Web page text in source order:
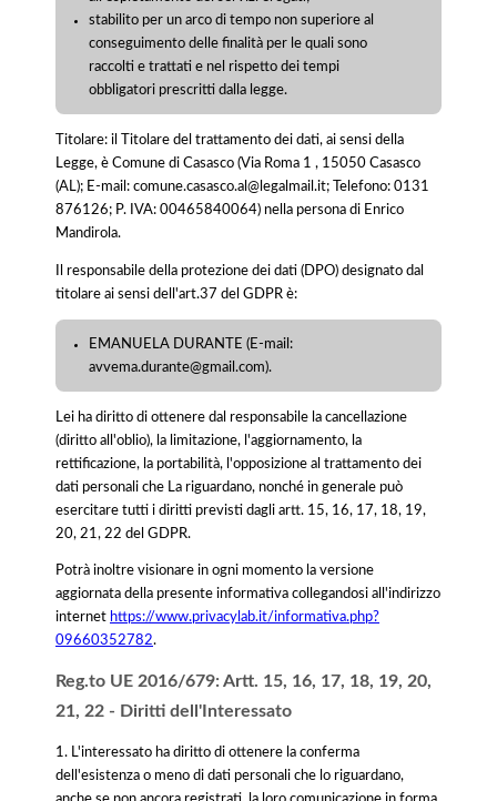
stabilito per un arco di tempo non superiore al
conseguimento delle finalità per le quali sono
raccolti e trattati e nel rispetto dei tempi
obbligatori prescritti dalla legge.
Titolare: il Titolare del trattamento dei dati, ai sensi della
Legge, è Comune di Casasco (Via Roma 1 , 15050 Casasco
(AL); E-mail: comune.casasco.al@legalmail.it; Telefono: 0131
876126; P. IVA: 00465840064) nella persona di Enrico
Mandirola.
Il responsabile della protezione dei dati (DPO) designato dal
titolare ai sensi dell'art.37 del GDPR è:
EMANUELA DURANTE (E-mail:
avvema.durante@gmail.com).
Lei ha diritto di ottenere dal responsabile la cancellazione
(diritto all'oblio), la limitazione, l'aggiornamento, la
rettificazione, la portabilità, l'opposizione al trattamento dei
dati personali che La riguardano, nonché in generale può
esercitare tutti i diritti previsti dagli artt. 15, 16, 17, 18, 19,
20, 21, 22 del GDPR.
Potrà inoltre visionare in ogni momento la versione
aggiornata della presente informativa collegandosi all'indirizzo
internet https://www.privacylab.it/informativa.php?
09660352782.
Reg.to UE 2016/679: Artt. 15, 16, 17, 18, 19, 20,
21, 22 - Diritti dell'Interessato
1. L'interessato ha diritto di ottenere la conferma
dell'esistenza o meno di dati personali che lo riguardano,
anche se non ancora registrati, la loro comunicazione in forma